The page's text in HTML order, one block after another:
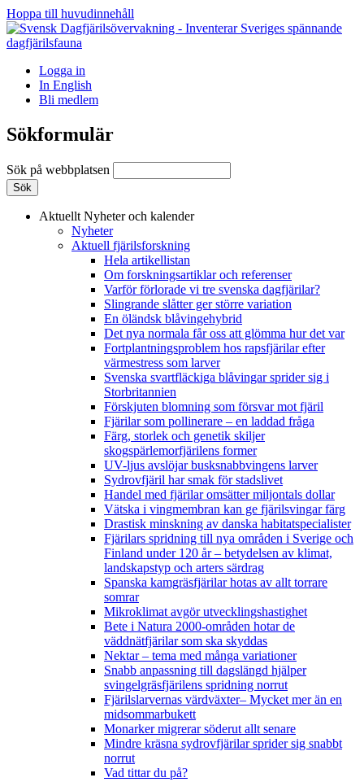
Hoppa till huvudinnehåll
Logga in
In English
Bli medlem
Sökformulär
Sök på webbplatsen
Aktuellt Nyheter och kalender
Nyheter
Aktuell fjärilsforskning
Hela artikellistan
Om forskningsartiklar och referenser
Varför förlorade vi tre svenska dagfjärilar?
Slingrande slåtter ger större variation
En öländsk blåvingehybrid
Det nya normala får oss att glömma hur det var
Fortplantningsproblem hos rapsfjärilar efter
värmestress som larver
Svenska svartfläckiga blåvingar sprider sig i
Storbritannien
Förskjuten blomning som försvar mot fjäril
Fjärilar som pollinerare – en laddad fråga
Färg, storlek och genetik skiljer
skogspärlemorfjärilens former
UV-ljus avslöjar busksnabbvingens larver
Sydrovfjäril har smak för stadslivet
Handel med fjärilar omsätter miljontals dollar
Vätska i vingmembran kan ge fjärilsvingar färg
Drastisk minskning av danska habitatspecialister
Fjärilars spridning till nya områden i Sverige och
Finland under 120 år– betydelsen av klimat,
landskapstyp och arters särdrag
Spanska kamgräsfjärilar hotas av allt torrare
somrar
Mikroklimat avgör utvecklingshastighet
Bete i Natura 2000-områden hotar de
väddnätfjärilar som ska skyddas
Nektar – tema med många variationer
Snabb anpassning till dagslängd hjälper
svingelgräsfjärilens spridning norrut
Fjärilslarvernas värdväxter– Mycket mer än en
midsommarbukett
Monarker migrerar söderut allt senare
Mindre kräsna sydrovfjärilar sprider sig snabbt
norrut
Vad tittar du på?